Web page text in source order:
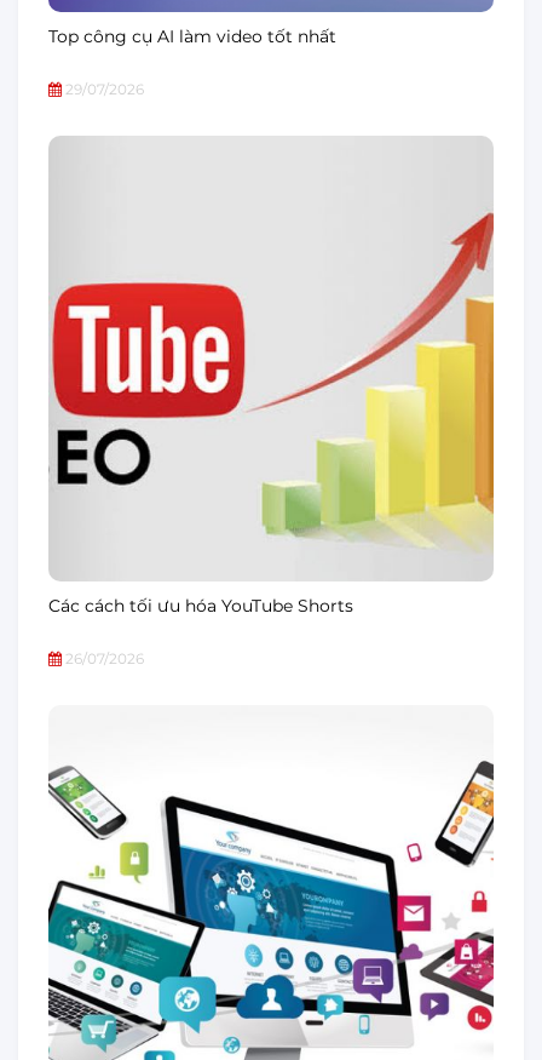
Top công cụ AI làm video tốt nhất
29/07/2026
Các cách tối ưu hóa YouTube Shorts
26/07/2026